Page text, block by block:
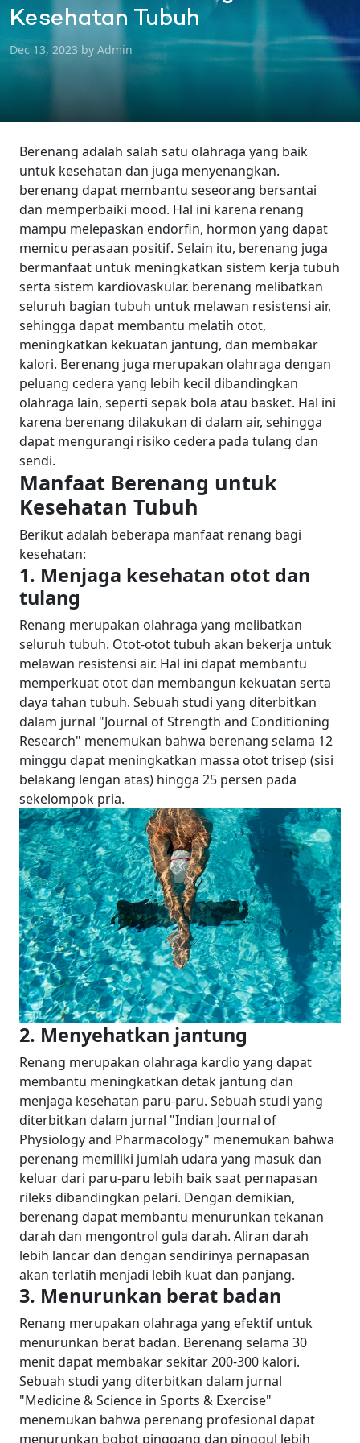
Kesehatan Tubuh
Dec 13, 2023 by Admin
Berenang adalah salah satu olahraga yang baik
untuk kesehatan dan juga menyenangkan.
berenang dapat membantu seseorang bersantai
dan memperbaiki mood. Hal ini karena renang
mampu melepaskan endorfin, hormon yang dapat
memicu perasaan positif. Selain itu, berenang juga
bermanfaat untuk meningkatkan sistem kerja tubuh
serta sistem kardiovaskular. berenang melibatkan
seluruh bagian tubuh untuk melawan resistensi air,
sehingga dapat membantu melatih otot,
meningkatkan kekuatan jantung, dan membakar
kalori. Berenang juga merupakan olahraga dengan
peluang cedera yang lebih kecil dibandingkan
olahraga lain, seperti sepak bola atau basket. Hal ini
karena berenang dilakukan di dalam air, sehingga
dapat mengurangi risiko cedera pada tulang dan
sendi.
Manfaat Berenang untuk
Kesehatan Tubuh
Berikut adalah beberapa manfaat renang bagi
kesehatan:
1. Menjaga kesehatan otot dan
tulang
Renang merupakan olahraga yang melibatkan
seluruh tubuh. Otot-otot tubuh akan bekerja untuk
melawan resistensi air. Hal ini dapat membantu
memperkuat otot dan membangun kekuatan serta
daya tahan tubuh. Sebuah studi yang diterbitkan
dalam jurnal "Journal of Strength and Conditioning
Research" menemukan bahwa berenang selama 12
minggu dapat meningkatkan massa otot trisep (sisi
belakang lengan atas) hingga 25 persen pada
sekelompok pria.
2. Menyehatkan jantung
Renang merupakan olahraga kardio yang dapat
membantu meningkatkan detak jantung dan
menjaga kesehatan paru-paru. Sebuah studi yang
diterbitkan dalam jurnal "Indian Journal of
Physiology and Pharmacology" menemukan bahwa
perenang memiliki jumlah udara yang masuk dan
keluar dari paru-paru lebih baik saat pernapasan
rileks dibandingkan pelari. Dengan demikian,
berenang dapat membantu menurunkan tekanan
darah dan mengontrol gula darah. Aliran darah
lebih lancar dan dengan sendirinya pernapasan
akan terlatih menjadi lebih kuat dan panjang.
3. Menurunkan berat badan
Renang merupakan olahraga yang efektif untuk
menurunkan berat badan. Berenang selama 30
menit dapat membakar sekitar 200-300 kalori.
Sebuah studi yang diterbitkan dalam jurnal
"Medicine & Science in Sports & Exercise"
menemukan bahwa perenang profesional dapat
menurunkan bobot pinggang dan pinggul lebih